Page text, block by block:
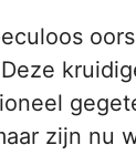
zijn nu